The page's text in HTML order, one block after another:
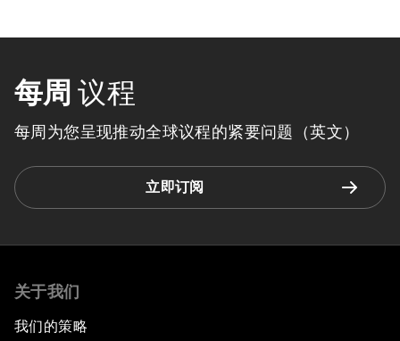
每周 议程
每周为您呈现推动全球议程的紧要问题（英文）
立即订阅
关于我们
我们的策略